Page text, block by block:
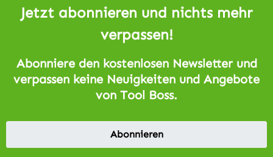
Jetzt abonnieren und nichts mehr
verpassen!
Abonniere den kostenlosen Newsletter und
verpassen keine Neuigkeiten und Angebote
von Tool Boss.
Abonnieren